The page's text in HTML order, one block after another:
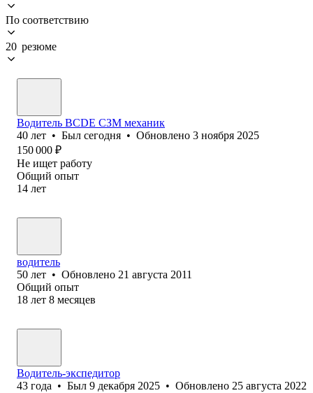
По соответствию
20 резюме
Водитель BCDE СЗМ механик
40 лет • Был сегодня • Обновлено 3 ноября 2025
150 000 ₽
Не ищет работу
Общий опыт
14 лет
водитель
50 лет • Обновлено 21 августа 2011
Общий опыт
18 лет 8 месяцев
Водитель-экспедитор
43 года • Был 9 декабря 2025 • Обновлено 25 августа 2022